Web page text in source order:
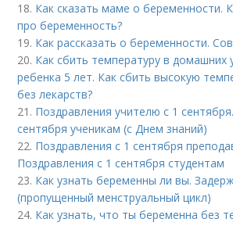
18. Как сказать маме о беременности.
про беременность?
19. Как рассказать о беременности.
20. Как сбить температуру в домашних
ребенка 5 лет. Как сбить высокую
без лекарств?
21. Поздравления учителю с 1
сентября ученикам (с Днем знаний)
22. Поздравления с 1 сентября
Поздравления с 1 сентября студентам
23. Как узнать беременны ли вы.
(пропущенный менструальный цикл)
24. Как узнать, что ты беременна без